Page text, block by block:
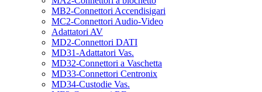
MB2-Connettori Accendisigari
MC2-Connettori Audio-Video
Adattatori AV
MD2-Connettori DATI
MD31-Adattatori Vas.
MD32-Connettori a Vaschetta
MD33-Connettori Centronix
MD34-Custodie Vas.